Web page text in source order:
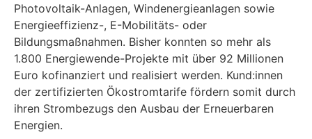
Photovoltaik-Anlagen, Windenergieanlagen sowie
Energieeffizienz-, E-Mobilitäts- oder
Bildungsmaßnahmen. Bisher konnten so mehr als
1.800 Energiewende-Projekte mit über 92 Millionen
Euro kofinanziert und realisiert werden. Kund:innen
der zertifizierten Ökostromtarife fördern somit durch
ihren Strombezugs den Ausbau der Erneuerbaren
Energien.